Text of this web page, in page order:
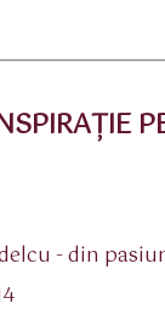
- din